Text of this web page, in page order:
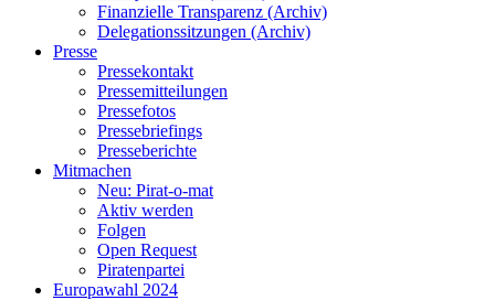
Finanzielle Transparenz (Archiv)
Delegationssitzungen (Archiv)
Presse
Pressekontakt
Pressemitteilungen
Pressefotos
Pressebriefings
Presseberichte
Mitmachen
Neu: Pirat-o-mat
Aktiv werden
Folgen
Open Request
Piratenpartei
Europawahl 2024